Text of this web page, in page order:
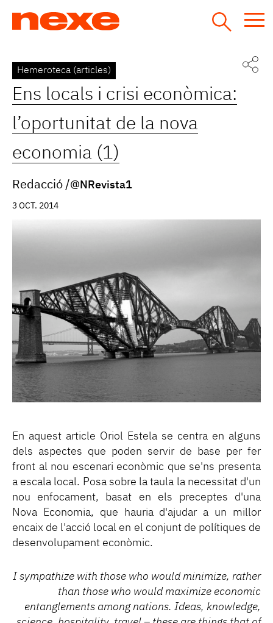
Back
to
top
Hemeroteca (articles)
Ens locals i crisi econòmica:
l’oportunitat de la nova
economia (1)
Redacció @NRevista1
3 OCT. 2014
En aquest article Oriol Estela se centra en alguns
dels aspectes que poden servir de base per fer
front al nou escenari econòmic que se'ns presenta
a escala local. Posa sobre la taula la necessitat d'un
nou enfocament, basat en els preceptes d'una
Nova Economia, que hauria d'ajudar a un millor
encaix de l'acció local en el conjunt de polítiques de
desenvolupament econòmic.
I sympathize with those who would minimize, rather
than those who would maximize economic
entanglements among nations. Ideas, knowledge,